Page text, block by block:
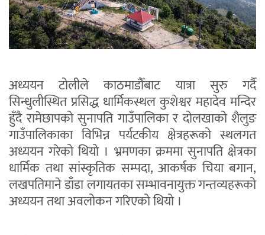
अध्ययन टोलीले काठमाडौँबाट यात्रा सुरु गर्दै
सिन्धुलीस्थित प्रसिद्ध धार्मिकस्थल कुशेश्वर महादेव मन्दिर
हुँदै रामेछापको सुनापति गाउँपालिका र दोलखाको शैलुङ
गाउँपालिकाका विभिन्न पर्यटकीय क्षेत्रहरूको स्थलगत
अध्ययन गरेको थियो । भ्रमणका क्रममा सुनापति क्षेत्रका
धार्मिक तथा सांस्कृतिक सम्पदा, आकर्षक चिया बगान,
लखपतिमाने डाँडा लगायतका सम्भावनायुक्त गन्तव्यहरूको
अध्ययन तथा अवलोकन गरिएको थियो ।